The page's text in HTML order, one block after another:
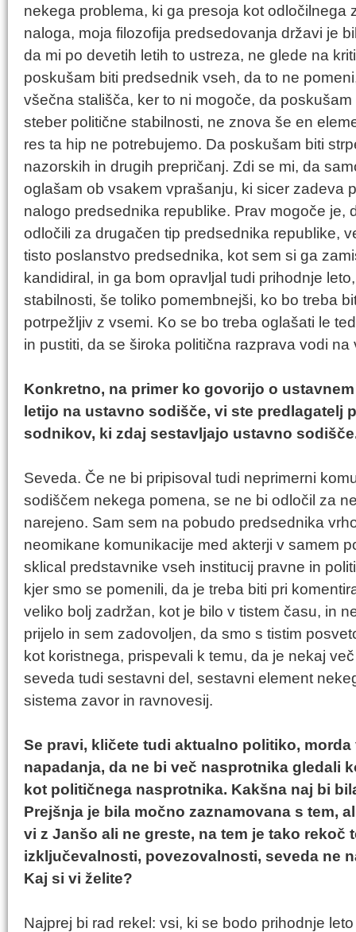
nekega problema, ki ga presoja kot odločilnega
naloga, moja filozofija predsedovanja državi je
da mi po devetih letih to ustreza, ne glede na
poskušam biti predsednik vseh, da to ne
všečna stališča, ker to ni mogoče, da
steber politične stabilnosti, ne znova še en
res ta hip ne potrebujemo. Da poskušam biti
nazorskih in drugih prepričanj. Zdi se mi, da
oglašam ob vsakem vprašanju, ki sicer zadeva
nalogo predsednika republike. Prav mogoče je,
odločili za drugačen tip predsednika republike,
tisto poslanstvo predsednika, kot sem si ga
kandidiral, in ga bom opravljal tudi prihodnje
stabilnosti, še toliko pomembnejši, ko bo treba
potrpežljiv z vsemi. Ko se bo treba oglašati le
in pustiti, da se široka politična razprava vodi
Konkretno, na primer ko govorijo o
letijo na ustavno sodišče, vi ste predlagatelj
sodnikov, ki zdaj sestavljajo ustavno
Seveda. Če ne bi pripisoval tudi neprimerni
sodiščem nekega pomena, se ne bi odločil za
narejeno. Sam sem na pobudo predsednika
neomikane komunikacije med akterji v samem
sklical predstavnike vseh institucij pravne in
kjer smo se pomenili, da je treba biti pri
veliko bolj zadržan, kot je bilo v tistem času, in
prijelo in sem zadovoljen, da smo s tistim
kot koristnega, prispevali k temu, da je nekaj
seveda tudi sestavni del, sestavni element
sistema zavor in ravnovesij.
Se pravi, kličete tudi aktualno politiko,
napadanja, da ne bi več nasprotnika gledali
kot političnega nasprotnika. Kakšna naj bi
Prejšnja je bila močno zaznamovana s tem,
vi z Janšo ali ne greste, na tem je tako rekoč
izključevalnosti, povezovalnosti, seveda ne
Kaj si vi želite?
Najprej bi rad rekel: vsi, ki se bodo prihodnje